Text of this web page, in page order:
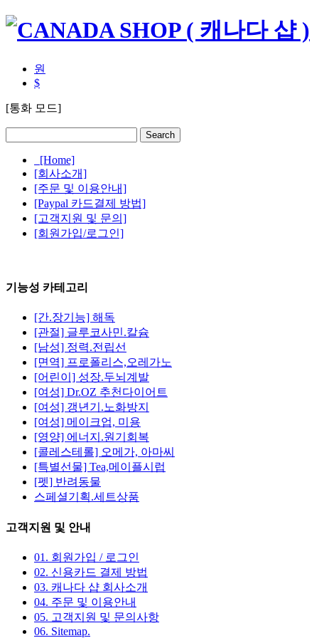
원
$
[통화 모드]
[Home]
[회사소개]
[주문 및 이용안내]
[Paypal 카드결제 방법]
[고객지원 및 문의]
[회원가입/로그인]
기능성 카테고리
[간.장기능] 해독
[관절] 글루코사민.칼슘
[남성] 정력.전립선
[면역] 프로폴리스,오레가노
[어린이] 성장.두뇌계발
[여성] Dr.OZ 추천다이어트
[여성] 갱년기.노화방지
[여성] 메이크업, 미용
[영양] 에너지.원기회복
[콜레스테롤] 오메가, 아마씨
[특별선물] Tea,메이플시럽
[펫] 반려동물
스페셜기획.세트상품
고객지원 및 안내
01. 회원가입 / 로그인
02. 신용카드 결제 방법
03. 캐나다 샵 회사소개
04. 주문 및 이용안내
05. 고객지원 및 문의사항
06. Sitemap.